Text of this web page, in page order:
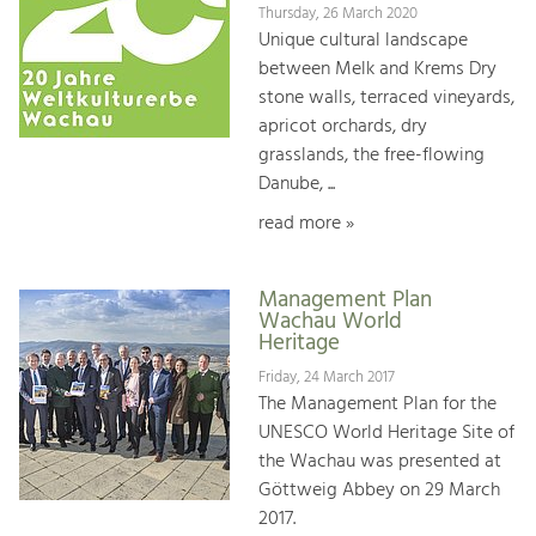
Thursday, 26 March 2020
Unique cultural landscape
between Melk and Krems Dry
stone walls, terraced vineyards,
apricot orchards, dry
grasslands, the free-flowing
Danube, ...
read more »
Management Plan
Wachau World
Heritage
Friday, 24 March 2017
The Management Plan for the
UNESCO World Heritage Site of
the Wachau was presented at
Göttweig Abbey on 29 March
2017.